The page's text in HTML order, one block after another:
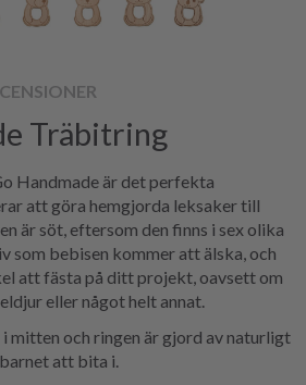
Träbitring
Handmade är det perfekta
att göra hemgjorda leksaker till
är söt, eftersom den finns i sex olika
som bebisen kommer att älska, och
att fästa på ditt projekt, oavsett om
eller något helt annat.
mitten och ringen är gjord av naturligt
att bita i.